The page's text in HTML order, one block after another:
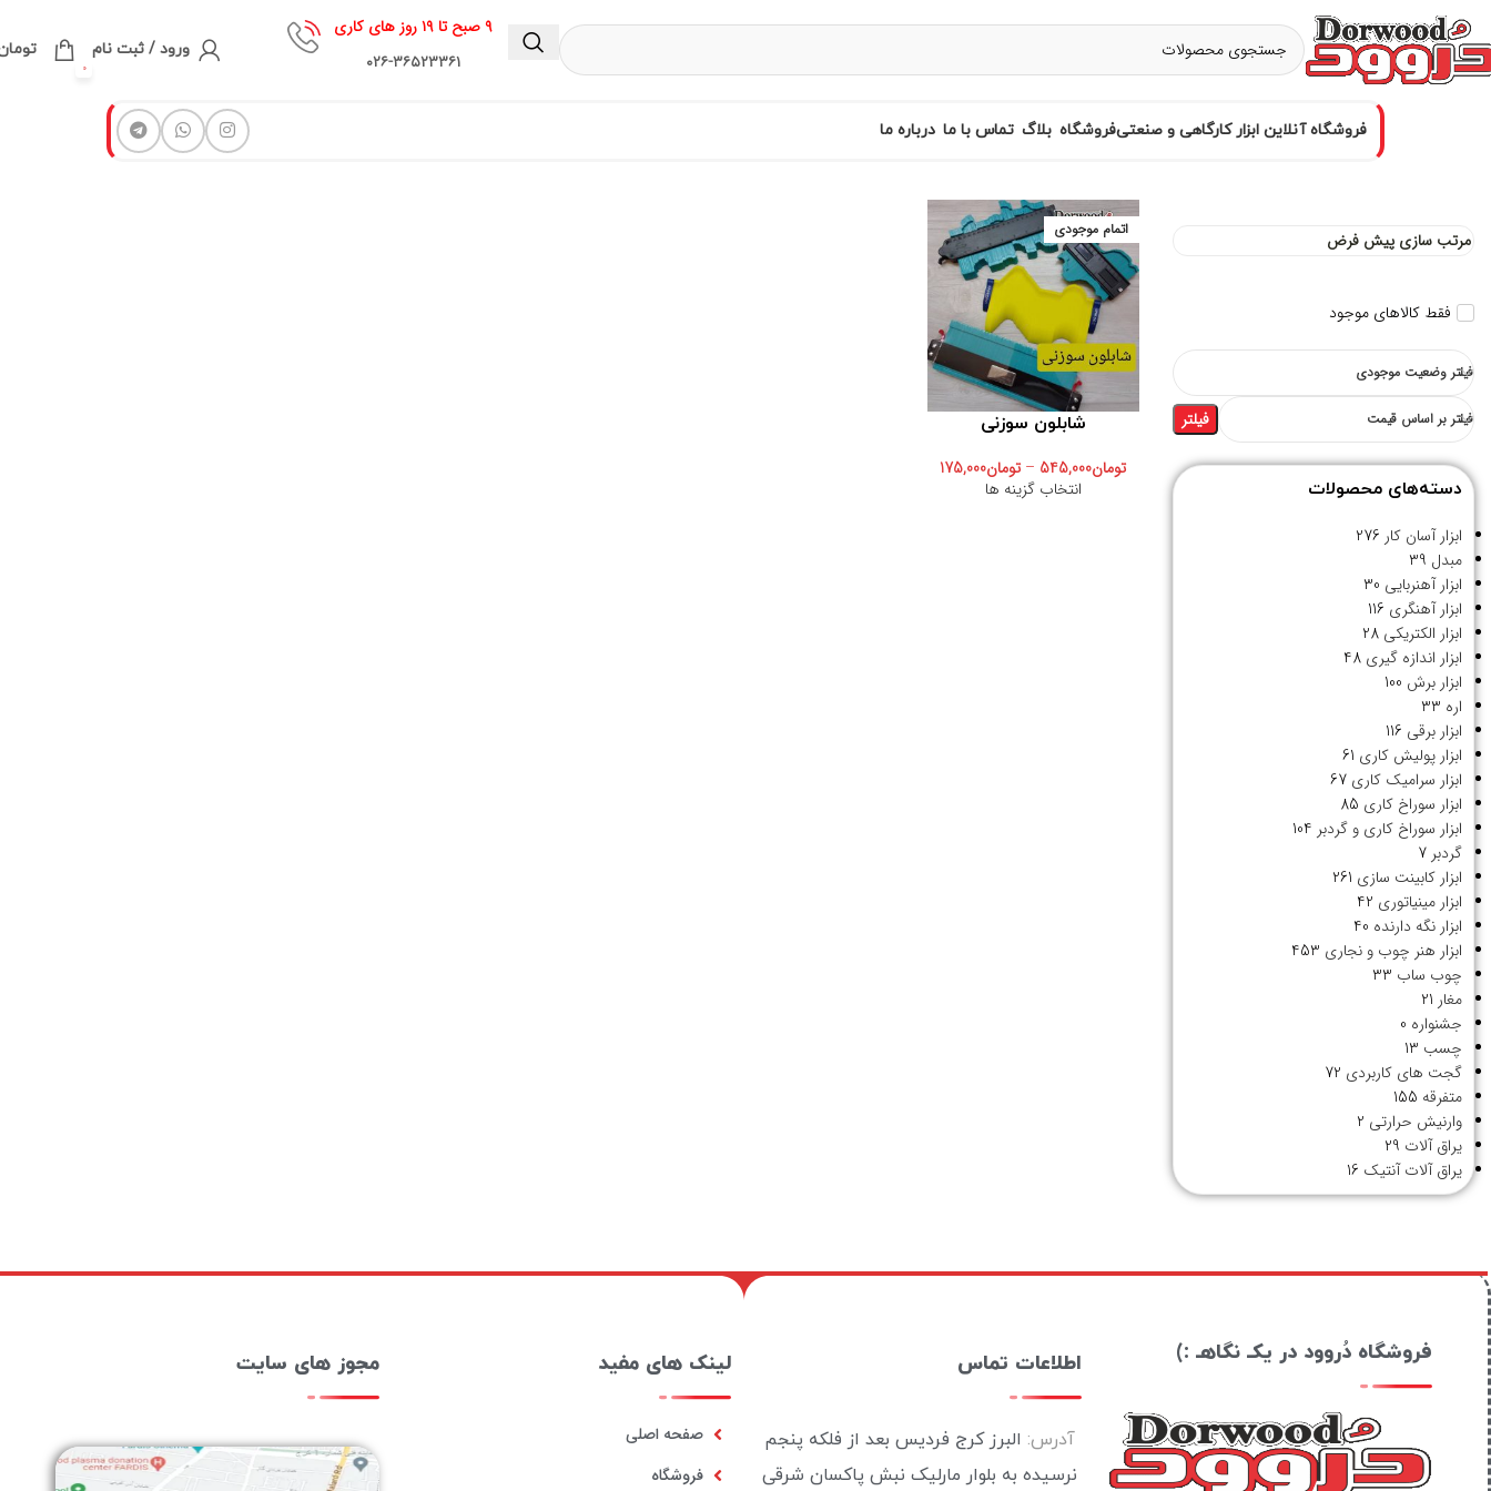
۹ صبح تا ۱۹ روز های کاری
۰۲۶-۳۶۵۲۳۳۶۱
ورود / ثبت نام
0
فروشگاه آنلاین ابزار کارگاهی و صنعتیفروشگاه بلاگ تماس با ما درباره ما
فقط کالاهای موجود
فیلتر وضعیت موجودی
فیلتر بر اساس قیمت فیلتر
دسته‌های محصولات
ابزار آسان کار 276
مبدل 39
ابزار آهنربایی 30
ابزار آهنگری 116
ابزار الکتریکی 28
ابزار اندازه گیری 48
ابزار برش 100
اره 33
ابزار برقی 116
ابزار پولیش کاری 61
ابزار سرامیک کاری 67
ابزار سوراخ کاری 85
ابزار سوراخ کاری و گردبر 104
گردبر 7
ابزار کابینت سازی 261
ابزار مینیاتوری 42
ابزار نگه دارنده 40
ابزار هنر چوب و نجاری 453
چوب ساب 33
مغار 21
جشنواره 0
چسب 13
گجت های کاربردی 72
متفرقه 155
وارنیش حرارتی 2
یراق آلات 29
یراق آلات آنتیک 16
اتمام موجودی
شابلون سوزنی
تومان545,000
– تومان175,000
انتخاب گزینه ها
فروشگاه دُروود در یکـ نگاهـ :) اطلاعات تماس
آدرس: البرز کرج فردیس بعد از فلکه پنجم
نرسیده به بلوار مارلیک نبش پاکسان شرقی
لینک های مفید
صفحه اصلی
فروشگاه
مجوز های سایت